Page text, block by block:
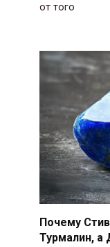
от того
Почему
Турмалин, а